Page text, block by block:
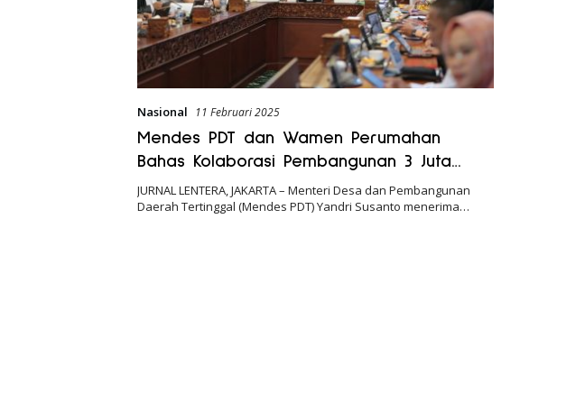
Nasional 11 Februari 2025
Mendes PDT dan Wamen Perumahan
Bahas Kolaborasi Pembangunan 3 Juta
Rumah di Desa
JURNAL LENTERA, JAKARTA – Menteri Desa dan Pembangunan
Daerah Tertinggal (Mendes PDT) Yandri Susanto menerima…